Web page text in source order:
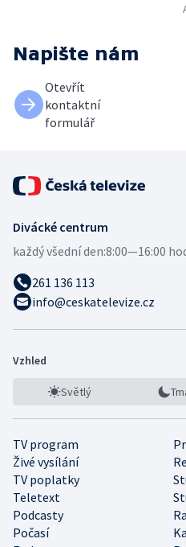
Napište nám
Otevřít
kontaktní
formulář
Divácké centrum
každý všední den:8:00—16:00
261 136 113
info@ceskatelevize.cz
Vzhled
Světlý
TV program
Živé vysílání
TV poplatky
Teletext
Podcasty
Počasí